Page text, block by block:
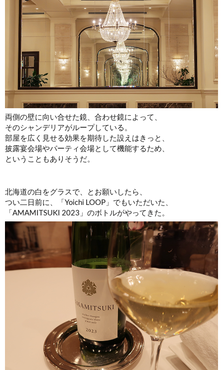
両側の壁に向い合せた鏡、合わせ鏡によって、
そのシャンデリアがループしている。
部屋を広く見せる効果を期待した設えはきっと、
披露宴会場やパーティ会場として機能するため、
ということもありそうだ。
北海道の白をグラスで、とお願いしたら、
つい二日前に、「Yoichi LOOP」でもいただいた、
「AMAMITSUKI 2023」のボトルがやってきた。